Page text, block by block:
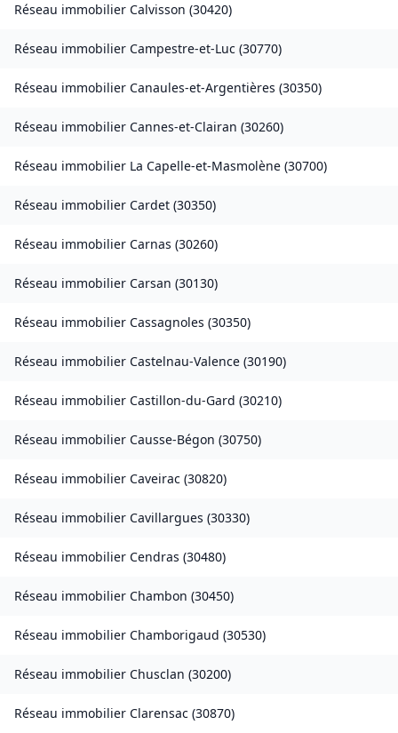
Réseau immobilier Calvisson (30420)
Réseau immobilier Campestre-et-Luc (30770)
Réseau immobilier Canaules-et-Argentières (30350)
Réseau immobilier Cannes-et-Clairan (30260)
Réseau immobilier La Capelle-et-Masmolène (30700)
Réseau immobilier Cardet (30350)
Réseau immobilier Carnas (30260)
Réseau immobilier Carsan (30130)
Réseau immobilier Cassagnoles (30350)
Réseau immobilier Castelnau-Valence (30190)
Réseau immobilier Castillon-du-Gard (30210)
Réseau immobilier Causse-Bégon (30750)
Réseau immobilier Caveirac (30820)
Réseau immobilier Cavillargues (30330)
Réseau immobilier Cendras (30480)
Réseau immobilier Chambon (30450)
Réseau immobilier Chamborigaud (30530)
Réseau immobilier Chusclan (30200)
Réseau immobilier Clarensac (30870)